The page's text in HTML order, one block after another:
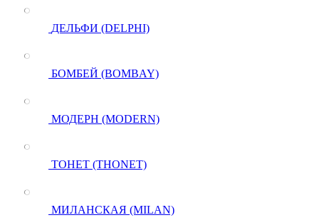
ДЕЛЬФИ (DELPHI)
БОМБЕЙ (BOMBAY)
МОДЕРН (MODERN)
ТОНЕТ (THONET)
МИЛАНСКАЯ (MILAN)